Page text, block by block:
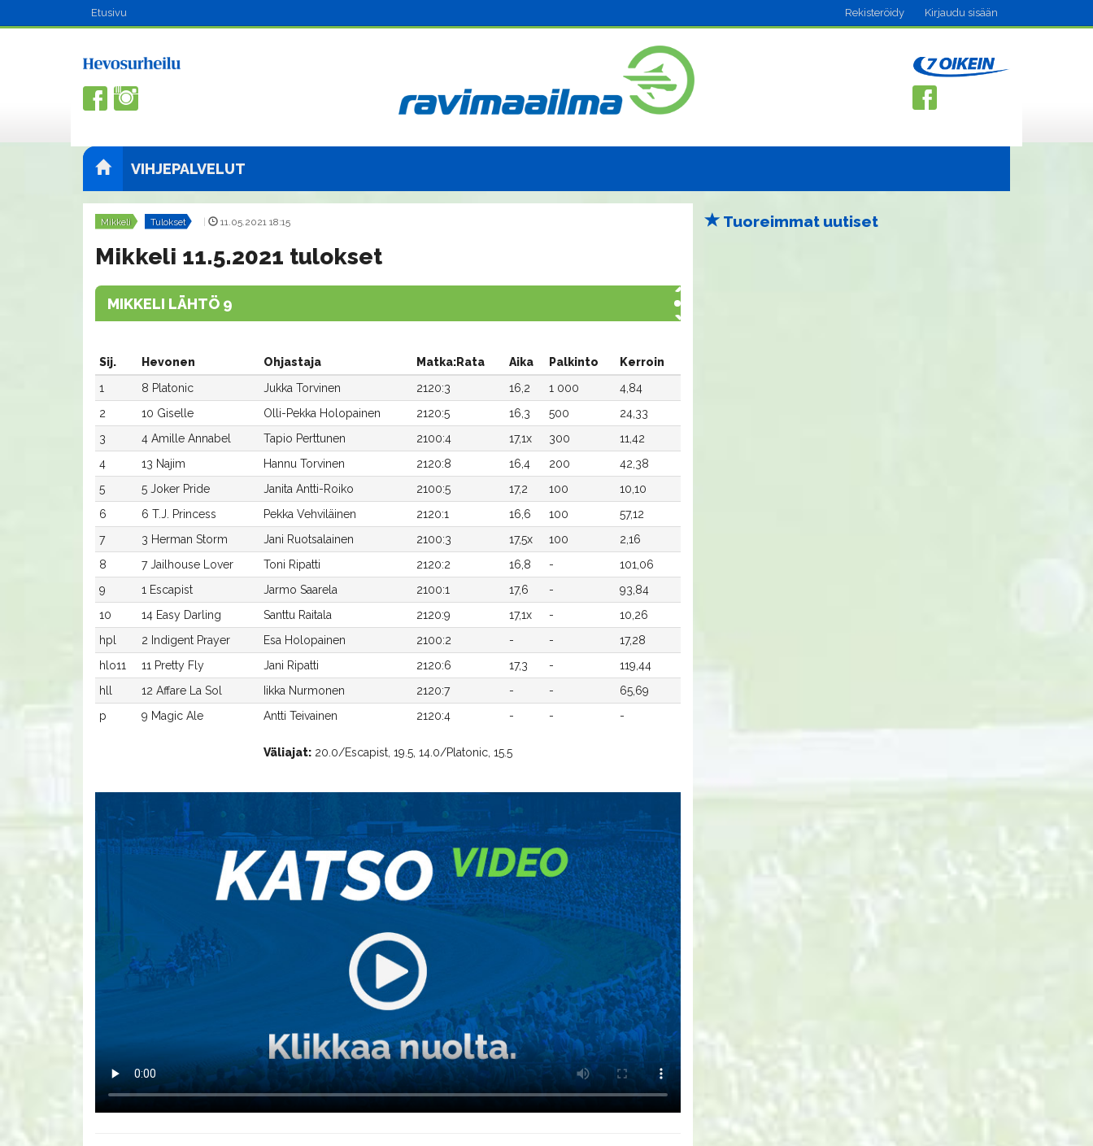
Etusivu Rekisteröidy Kirjaudu sisään
VIHJEPALVELUT
Mikkeli Tulokset 11.05.2021 18:15
Mikkeli 11.5.2021 tulokset
MIKKELI LÄHTÖ 9
Sij. Hevonen Ohjastaja Matka:Rata Aika Palkinto
Kerroin
1
8 Platonic Jukka Torvinen 2120:3 16,2 1 000
4,84
2
10 Giselle Olli-Pekka Holopainen 2120:5 16,3 500
24,33
3
4 Amille Annabel Tapio Perttunen 2100:4 17,1x 300
11,42
4
13 Najim Hannu Torvinen 2120:8 16,4 200
42,38
5
5 Joker Pride Janita Antti-Roiko 2100:5 17,2 100
10,10
6
6 T.J. Princess Pekka Vehviläinen 2120:1 16,6 100
57,12
7
3 Herman Storm Jani Ruotsalainen 2100:3 17,5x 100
2,16
8
7 Jailhouse Lover Toni Ripatti 2120:2 16,8 -
101,06
9
1 Escapist Jarmo Saarela 2100:1 17,6 -
93,84
10
14 Easy Darling Santtu Raitala 2120:9 17,1x -
10,26
hpl
2 Indigent Prayer Esa Holopainen 2100:2 - -
17,28
hlo11
11 Pretty Fly Jani Ripatti 2120:6 17,3 -
119,44
hll
12 Affare La Sol Iikka Nurmonen 2120:7 - -
65,69
p
9 Magic Ale Antti Teivainen 2120:4 - - -
Väliajat: 20.0/Escapist, 19.5, 14.0/Platonic, 15.5
Tuoreimmat uutiset